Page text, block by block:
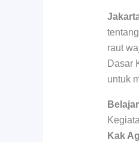
raut
Dasar
untuk
Kak